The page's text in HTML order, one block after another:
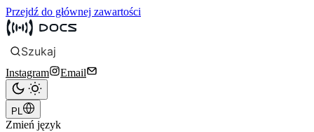
Przejdź do głównej zawartości
Szukaj
Instagram Email
PL
Zmień język